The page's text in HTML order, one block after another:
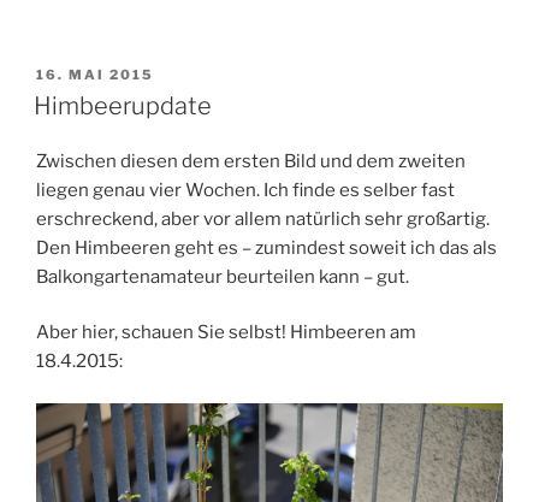
VERÖFFENTLICHT
AM
16. MAI 2015
Himbeerupdate
Zwischen diesen dem ersten Bild und dem zweiten
liegen genau vier Wochen. Ich finde es selber fast
erschreckend, aber vor allem natürlich sehr großartig.
Den Himbeeren geht es – zumindest soweit ich das als
Balkongartenamateur beurteilen kann – gut.
Aber hier, schauen Sie selbst! Himbeeren am
18.4.2015: